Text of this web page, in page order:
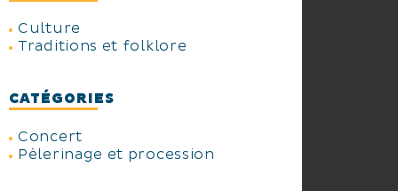
Culture
Traditions et folklore
CATÉGORIES
Concert
Pèlerinage et procession